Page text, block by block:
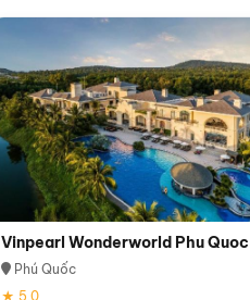
Vinpearl Wonderworld Phu Quoc
Phú Quốc
★ 5.0